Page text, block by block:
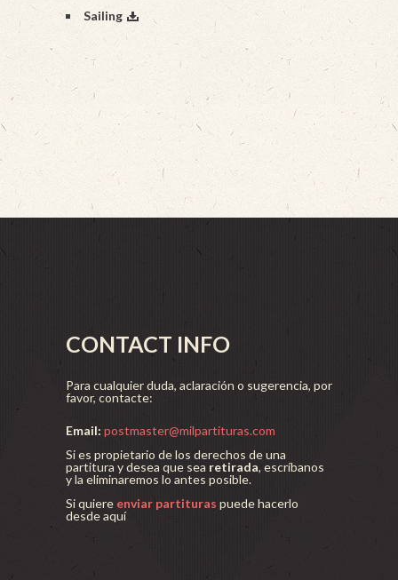
Sailing
CONTACT INFO
Para cualquier duda, aclaración o sugerencia, por
favor, contacte:
Email: postmaster@milpartituras.com
Si es propietario de los derechos de una
partitura y desea que sea retirada, escríbanos
y la eliminaremos lo antes posible.
Si quiere enviar partituras puede hacerlo
desde aquí